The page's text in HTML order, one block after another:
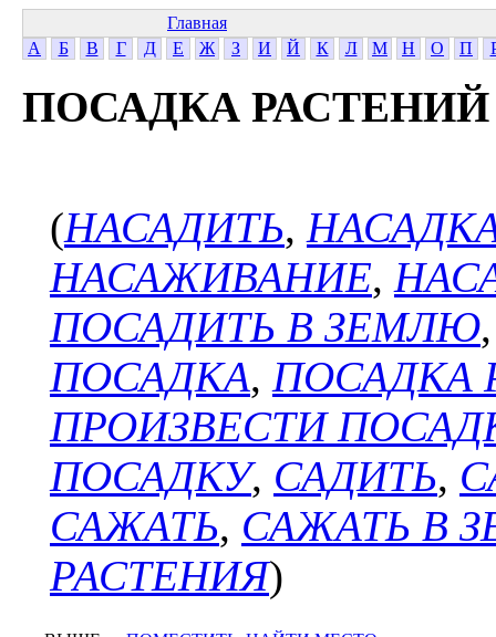
Главная
А
Б В Г Д Е Ж З И Й К Л М Н О П
ПОСАДКА РАСТЕНИЙ
(НАСАДИТЬ,
НАСАЖИВАНИЕ,
ПОСАДИТЬ В ЗЕМЛЮ
ПОСАДКА, ПОСАДКА
ПРОИЗВЕСТИ
ПОСАДКУ, САДИТЬ,
САЖАТЬ, САЖАТЬ В
РАСТЕНИЯ)